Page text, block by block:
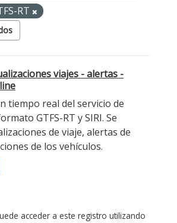
RT
viajes - alertas -
tiempo real del servicio de
GTFS-RT y SIRI. Se
de viaje, alertas de
de los vehículos.
acceder a este registro utilizando